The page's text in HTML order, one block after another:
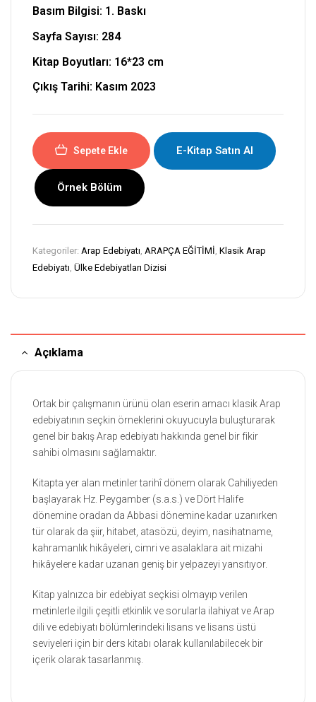
Basım Bilgisi: 1. Baskı
Sayfa Sayısı: 284
Kitap Boyutları: 16*23 cm
Çıkış Tarihi: Kasım 2023
Sepete Ekle E-Kitap Satın Al
Örnek Bölüm
Kategoriler: Arap Edebiyatı, ARAPÇA EĞİTİMİ, Klasik Arap
Edebiyatı, Ülke Edebiyatları Dizisi
Açıklama
Ortak bir çalışmanın ürünü olan eserin amacı klasik Arap
edebiyatının seçkin örneklerini okuyucuyla buluşturarak
genel bir bakış Arap edebiyatı hakkında genel bir fikir
sahibi olmasını sağlamaktır.
Kitapta yer alan metinler tarihî dönem olarak Cahiliyeden
başlayarak Hz. Peygamber (s.a.s.) ve Dört Halife
dönemine oradan da Abbasi dönemine kadar uzanırken
tür olarak da şiir, hitabet, atasözü, deyim, nasihatname,
kahramanlık hikâyeleri, cimri ve asalaklara ait mizahi
hikâyelere kadar uzanan geniş bir yelpazeyi yansıtıyor.
Kitap yalnızca bir edebiyat seçkisi olmayıp verilen
metinlerle ilgili çeşitli etkinlik ve sorularla ilahiyat ve Arap
dili ve edebiyatı bölümlerindeki lisans ve lisans üstü
seviyeleri için bir ders kitabı olarak kullanılabilecek bir
içerik olarak tasarlanmış.